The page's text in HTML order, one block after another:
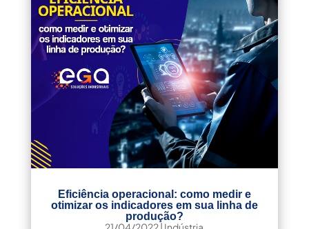
Eficiência operacional: como medir e
otimizar os indicadores em sua linha de
produção?